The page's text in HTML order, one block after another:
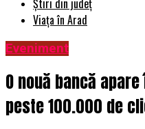
Știri din județ
Viața în Arad
Eveniment
O nouă bancă
peste 100.000 de